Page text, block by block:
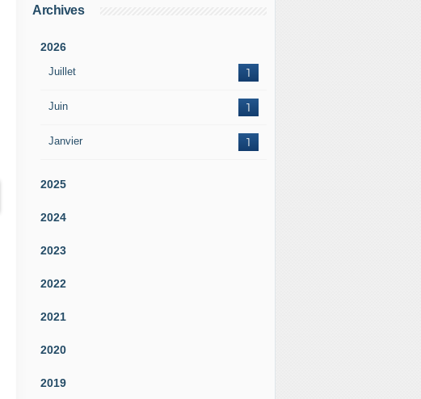
Archives
2026
Juillet 1
Juin 1
Janvier 1
2025
2024
2023
2022
2021
2020
2019